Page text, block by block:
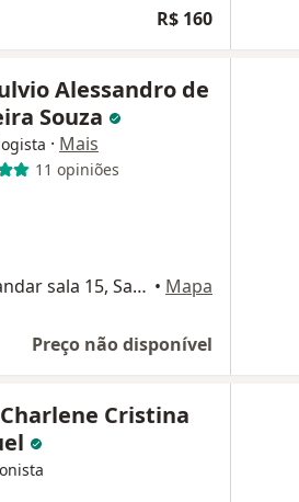
R$ 160
Alessandro de
Souza
· Mais
11 opiniões
Av José Caballero 65 1-andar sala 15, Santo André • Mapa
Preço não disponível
Cristina